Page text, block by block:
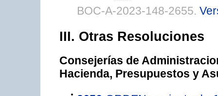
BOC-A-2023-148-2655.
III. Otras Resoluciones
Consejerías de
Hacienda, Presupuestos y